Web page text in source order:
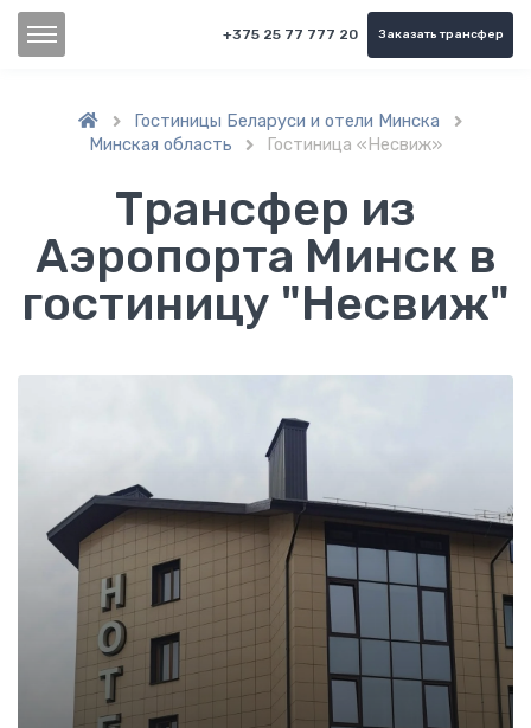
+375 25 77 777 20 Заказать трансфер
 Гостиницы Беларуси и отели Минска 
Минская область  Гостиница «Несвиж»
Трансфер из
Аэропорта Минск в
гостиницу "Несвиж"